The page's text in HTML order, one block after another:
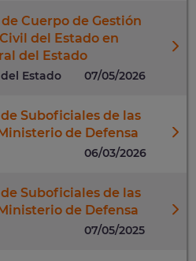
Cuerpo de Gestión
del Estado en
del Estado
Estado 07/05/2026
Suboficiales de las
de Defensa
06/03/2026
Suboficiales de las
de Defensa
07/05/2025